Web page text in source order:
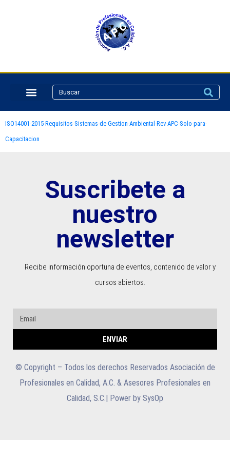
ISO14001-2015-Requisitos-Sistemas-de-Gestion-Ambiental-Rev-APC-Solo-para-
Capacitacion
Suscribete a
nuestro
newsletter
Recibe información oportuna de eventos, contenido de valor y
cursos abiertos.
ENVIAR
© Copyright – Todos los derechos Reservados Asociación de
Profesionales en Calidad, A.C. & Asesores Profesionales en
Calidad, S.C.| Power by SysOp